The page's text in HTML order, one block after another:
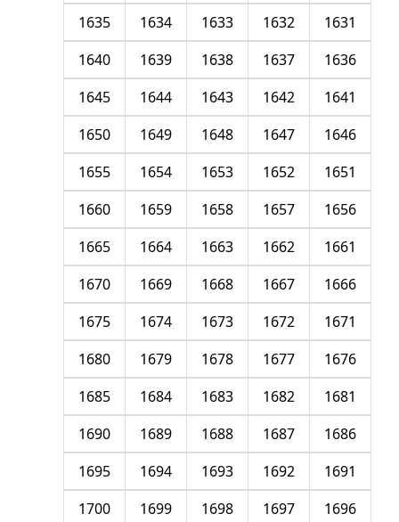
1631
1632
1633
1634
1635
1636
1637
1638
1639
1640
1641
1642
1643
1644
1645
1646
1647
1648
1649
1650
1651
1652
1653
1654
1655
1656
1657
1658
1659
1660
1661
1662
1663
1664
1665
1666
1667
1668
1669
1670
1671
1672
1673
1674
1675
1676
1677
1678
1679
1680
1681
1682
1683
1684
1685
1686
1687
1688
1689
1690
1691
1692
1693
1694
1695
1696
1697
1698
1699
1700